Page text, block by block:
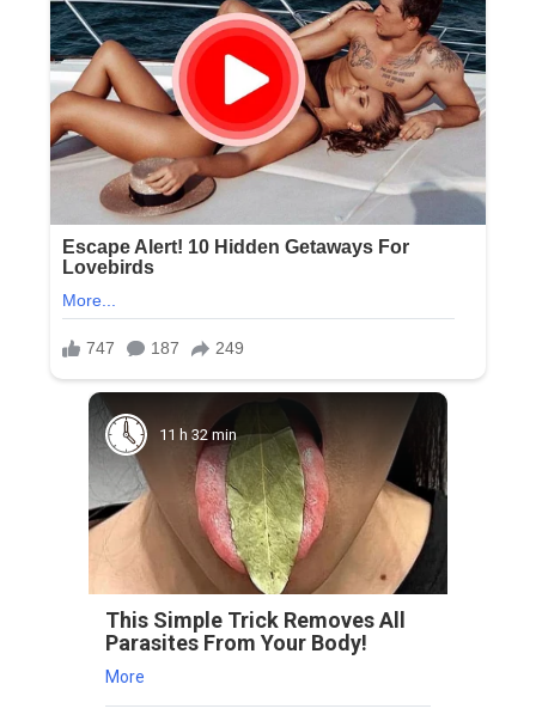
11 h 32 min
This Simple Trick Removes All
Parasites From Your Body!
More